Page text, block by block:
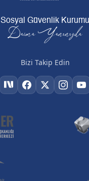
Sosyal Güvenlik Kurumu
Daima Yanınızda
Bizi Takip Edin